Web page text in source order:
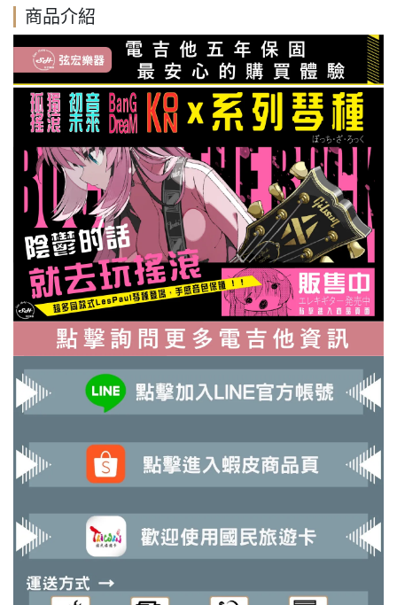
商品介紹